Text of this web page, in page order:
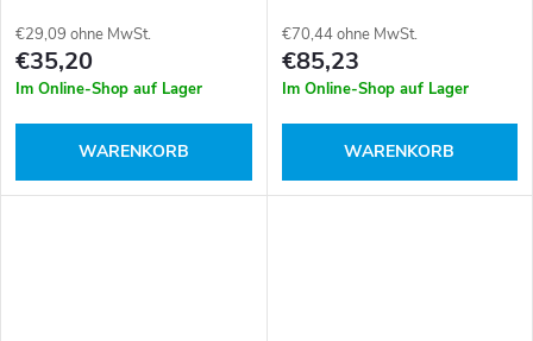
€29,09 ohne MwSt.
€35,20
Im Online-Shop auf Lager
WARENKORB
€70,44 ohne MwSt.
€85,23
Im Online-Shop auf Lager
WARENKORB